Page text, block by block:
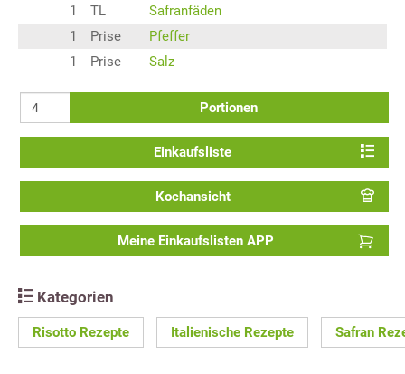
1
TL
Safranfäden
1
Prise
Pfeffer
1
Prise Salz
Portionen
Einkaufsliste
Kochansicht
Meine Einkaufslisten APP
Kategorien
Risotto Rezepte Italienische Rezepte Safran